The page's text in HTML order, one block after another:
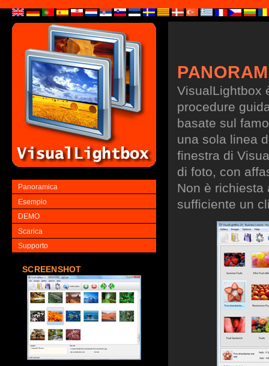
Panoramica
Esempio
DEMO
Scarica
Supporto
SCREENSHOT
VisualLightbox
procedure
basate sul
una sola linea
finestra di
di foto, con
Non è richiesta
sufficiente un